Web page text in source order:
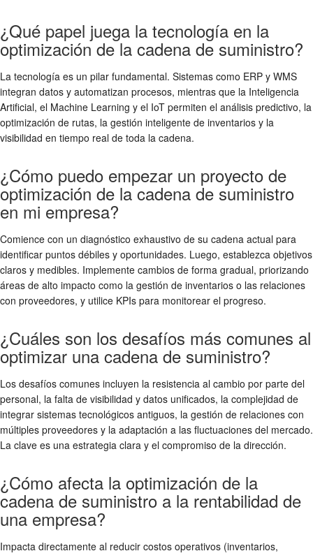
¿Qué papel juega la tecnología en la
optimización de la cadena de suministro?
La tecnología es un pilar fundamental. Sistemas como ERP y WMS
integran datos y automatizan procesos, mientras que la Inteligencia
Artificial, el Machine Learning y el IoT permiten el análisis predictivo, la
optimización de rutas, la gestión inteligente de inventarios y la
visibilidad en tiempo real de toda la cadena.
¿Cómo puedo empezar un proyecto de
optimización de la cadena de suministro
en mi empresa?
Comience con un diagnóstico exhaustivo de su cadena actual para
identificar puntos débiles y oportunidades. Luego, establezca objetivos
claros y medibles. Implemente cambios de forma gradual, priorizando
áreas de alto impacto como la gestión de inventarios o las relaciones
con proveedores, y utilice KPIs para monitorear el progreso.
¿Cuáles son los desafíos más comunes al
optimizar una cadena de suministro?
Los desafíos comunes incluyen la resistencia al cambio por parte del
personal, la falta de visibilidad y datos unificados, la complejidad de
integrar sistemas tecnológicos antiguos, la gestión de relaciones con
múltiples proveedores y la adaptación a las fluctuaciones del mercado.
La clave es una estrategia clara y el compromiso de la dirección.
¿Cómo afecta la optimización de la
cadena de suministro a la rentabilidad de
una empresa?
Impacta directamente al reducir costos operativos (inventarios,